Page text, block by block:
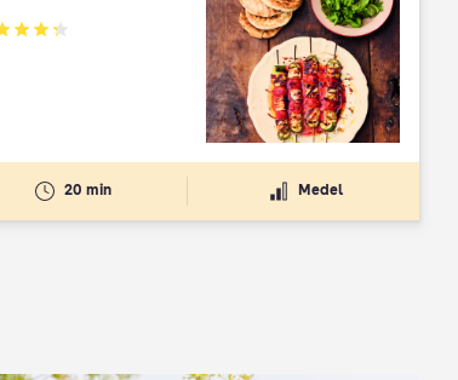
4.3 av 5
20 min Medel